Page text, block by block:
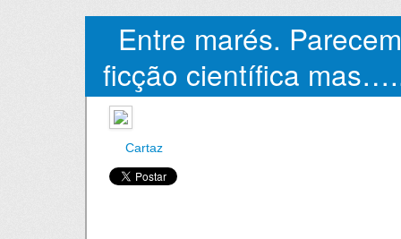
Entre marés.
ficção científica
ao lado
Cartaz